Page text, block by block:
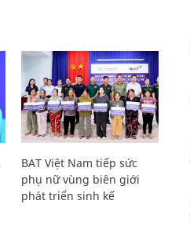
BAT Việt Nam tiếp sức
phụ nữ vùng biên giới
phát triển sinh kế